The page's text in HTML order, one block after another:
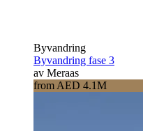
Byvandring
Byvandring fase 3
av Meraas
from AED 4.1M